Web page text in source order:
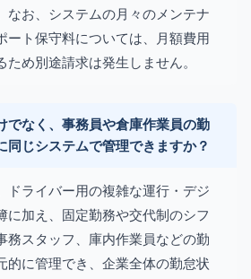
なお、システムの月々のメンテナ
ート保守料については、月額費用
ため別途請求は発生しません。
でなく、事務員や倉庫作業員の勤
同じシステムで管理できますか？
ドライバー用の複雑な運行・デジ
に加え、固定勤務や交代制のシフ
務スタッフ、庫内作業員などの勤
的に管理でき、企業全体の勤怠状